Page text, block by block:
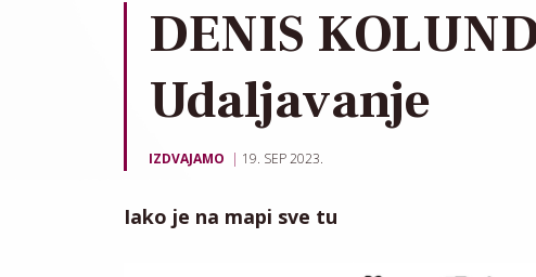
DENIS
Udaljavanje
IZDVAJAMO 19. SEP 2023.
Iako je na mapi sve tu